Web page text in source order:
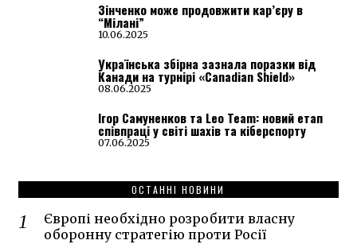
Зінченко може продовжити кар’єру в
“Мілані”
10.06.2025
Українська збірна зазнала поразки від
Канади на турнірі «Canadian Shield»
08.06.2025
Ігор Самуненков та Leo Team: новий етап
співпраці у світі шахів та кіберспорту
07.06.2025
ОСТАННІ НОВИНИ
Європі необхідно розробити власну
оборонну стратегію проти Росії